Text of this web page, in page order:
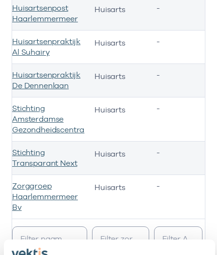
Huisartsenpost
Haarlemmermeer
Huisarts -
Huisartsenpraktijk
Al Suhairy
Huisarts -
Huisartsenpraktijk
De Dennenlaan
Huisarts -
Stichting
Amsterdamse
Gezondheidscentra
Huisarts -
Stichting
Transparant Next
Huisarts -
Zorggroep
Haarlemmermeer
Bv
Huisarts -